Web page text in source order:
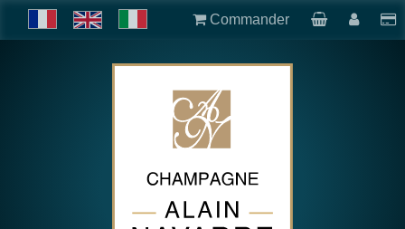
Commander